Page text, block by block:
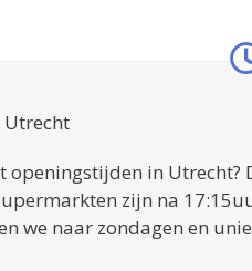
in
zijn na
we naar zondagen en